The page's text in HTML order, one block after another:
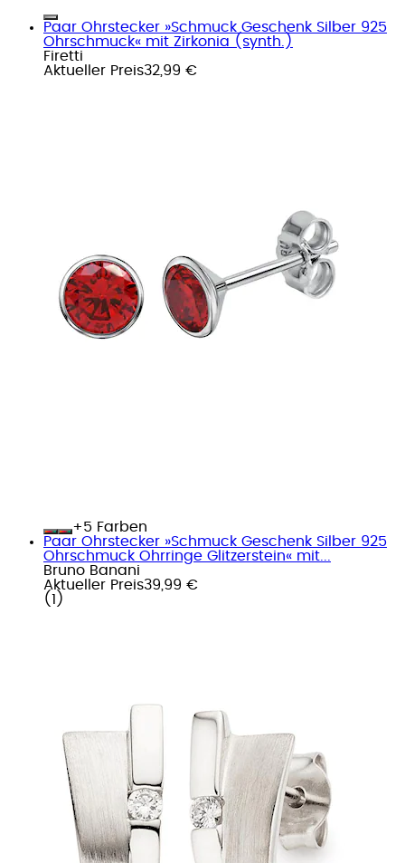
Paar Ohrstecker »Schmuck Geschenk Silber 925
Ohrschmuck« mit Zirkonia (synth.)
Firetti
Aktueller Preis32,99 €
+
Farben
Paar Ohrstecker »Schmuck Geschenk Silber 925
Ohrschmuck Ohrringe Glitzerstein« mit...
Bruno Banani
Aktueller Preis39,99 €
( 1 )